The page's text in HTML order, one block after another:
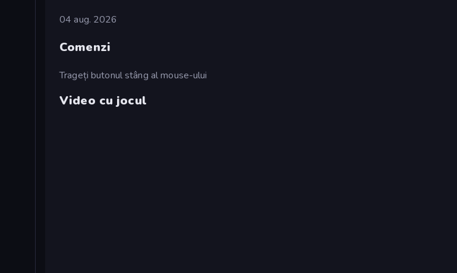
04 aug. 2026
Comenzi
Trageți butonul stâng al mouse-ului
Video cu jocul